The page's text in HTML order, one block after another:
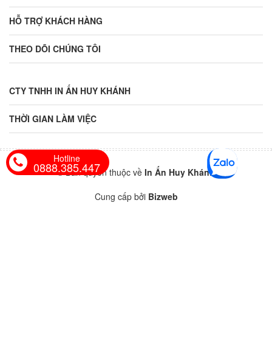
HỖ TRỢ KHÁCH HÀNG
THEO DÕI CHÚNG TÔI
CTY TNHH IN ẤN HUY KHÁNH
THỜI GIAN LÀM VIỆC
© Bản quyền thuộc về In Ấn Huy Khánh
Cung cấp bởi Bizweb
Hotline
0888.385.447